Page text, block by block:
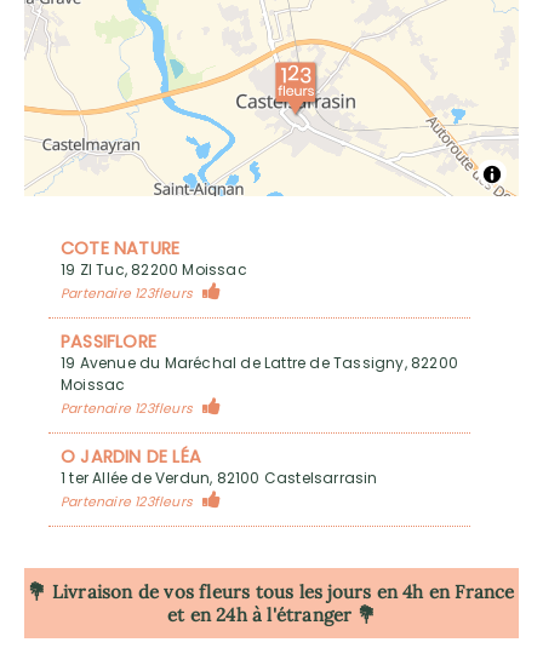
COTE NATURE
19 ZI Tuc, 82200 Moissac
Partenaire 123fleurs
PASSIFLORE
19 Avenue du Maréchal de Lattre de Tassigny, 82200
Moissac
Partenaire 123fleurs
O JARDIN DE LÉA
1 ter Allée de Verdun, 82100 Castelsarrasin
Partenaire 123fleurs
💐 Livraison de vos fleurs tous les jours en 4h en France
et en 24h à l'étranger 💐